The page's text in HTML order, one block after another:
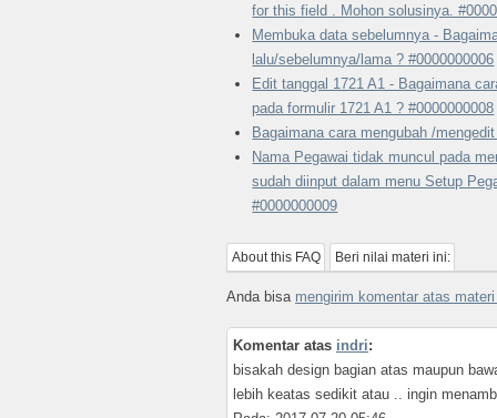
for this field . Mohon solusinya.
Membuka data sebelumnya -
lalu/sebelumnya/lama ? #0000000006
Edit tanggal 1721 A1 - Bagaimana
pada formulir 1721 A1 ? #0000000008
Bagaimana cara mengubah /
Nama Pegawai tidak muncul pada
sudah diinput dalam menu Setup
#0000000009
About this FAQ Beri nilai materi ini:
Anda bisa mengirim komentar atas
Komentar atas indri:
bisakah design bagian atas maupun
lebih keatas sedikit atau .. ingin